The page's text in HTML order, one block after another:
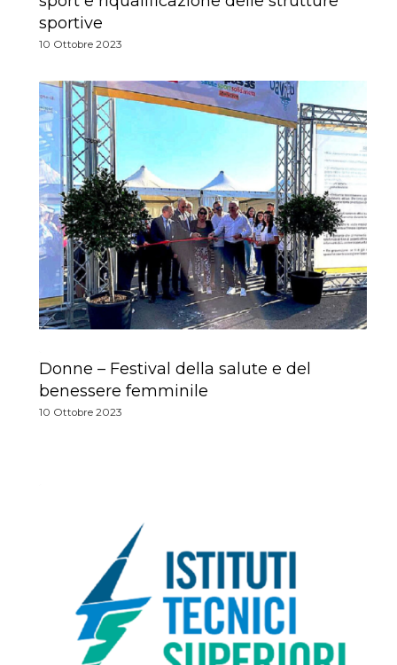
sportive
10 Ottobre 2023
Donne – Festival della salute e del
benessere femminile
10 Ottobre 2023